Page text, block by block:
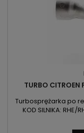
TURBO
Turbosprężarka po
KOD SILNIKA: RHE/
1997ccm 2.0HDI ,
ROK PRODUKCJI: